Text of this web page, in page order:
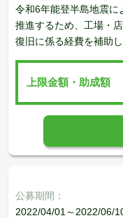
令和6年能登半島地震に
推進するため、工場・
復旧に係る経費を補助し
上限金額・助成額
公募期間：
2022/04/01～2022/06/